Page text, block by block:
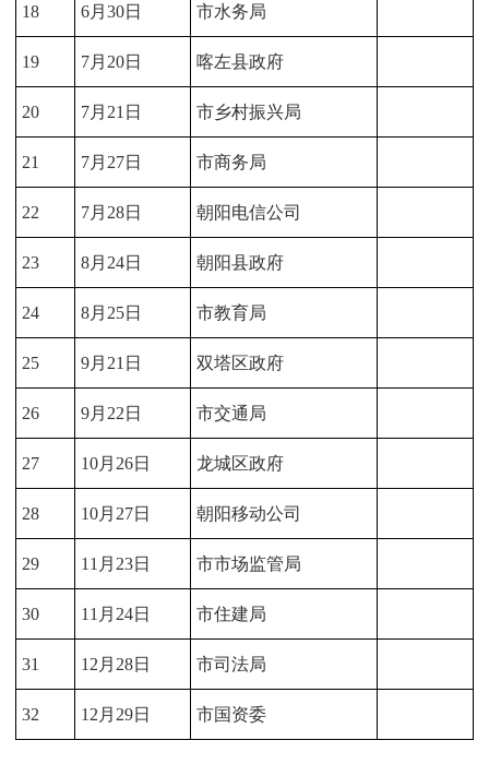
18 6月30日 市水务局
19 7月20日 喀左县政府
20 7月21日 市乡村振兴局
21 7月27日 市商务局
22 7月28日 朝阳电信公司
23 8月24日 朝阳县政府
24 8月25日 市教育局
25 9月21日 双塔区政府
26 9月22日 市交通局
27 10月26日 龙城区政府
28 10月27日 朝阳移动公司
29 11月23日 市市场监管局
30 11月24日 市住建局
31 12月28日 市司法局
32 12月29日 市国资委